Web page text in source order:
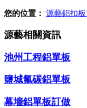
您的位置： 源藝鋁扣
源藝相關資訊
池州工程鋁單板
鹽城氟碳鋁單板
幕墻鋁單板訂做